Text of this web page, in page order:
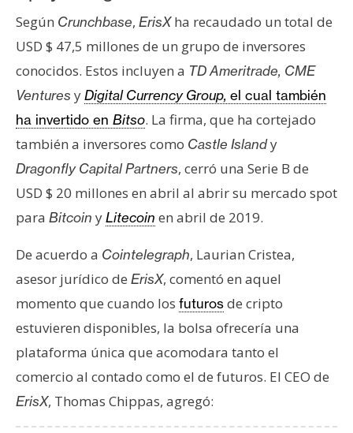
n
t
a
c
t
y
P
u
b
l
c
d
a
d
Según Crunchbase, ErisXha recaudado un total de
USD $ 47,5 millones de un grupo de inversores
conocidos. Estos incluyen a TD Ameritrade, CME
Ventures yDigital Currency Group, el cual también
ha invertido en Bitso. La firma, que ha cortejado
también a inversores como Castle Islandy
Dragonfly Capital Partners, cerró una Serie B de
USD $ 20 millones en abril al abrir su mercado spot
para Bitcoin yLitecoin en abril de 2019.
De acuerdo a Cointelegraph, Laurian Cristea,
asesor jurídico de ErisX, comentó en aquel
momento que cuando los futurosde cripto
estuvieren disponibles, la bolsa ofrecería una
plataforma única que acomodara tanto el
comercio al contado como el de futuros. El CEO de
ErisX, Thomas Chippas, agregó: